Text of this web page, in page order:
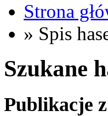
Strona
» Spis
Szukane
Publikacje z